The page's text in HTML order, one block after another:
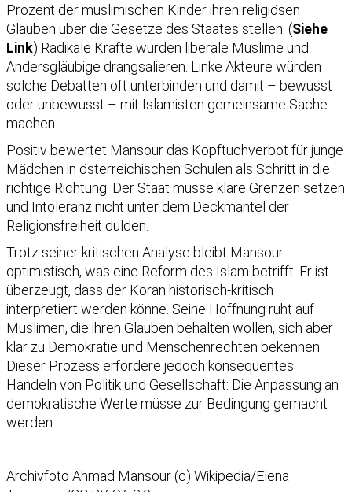
Prozent der muslimischen Kinder ihren religiösen
Glauben über die Gesetze des Staates stellen. (Siehe
Link) Radikale Kräfte würden liberale Muslime und
Andersgläubige drangsalieren. Linke Akteure würden
solche Debatten oft unterbinden und damit – bewusst
oder unbewusst – mit Islamisten gemeinsame Sache
machen.
Positiv bewertet Mansour das Kopftuchverbot für junge
Mädchen in österreichischen Schulen als Schritt in die
richtige Richtung. Der Staat müsse klare Grenzen setzen
und Intoleranz nicht unter dem Deckmantel der
Religionsfreiheit dulden.
Trotz seiner kritischen Analyse bleibt Mansour
optimistisch, was eine Reform des Islam betrifft. Er ist
überzeugt, dass der Koran historisch-kritisch
interpretiert werden könne. Seine Hoffnung ruht auf
Muslimen, die ihren Glauben behalten wollen, sich aber
klar zu Demokratie und Menschenrechten bekennen.
Dieser Prozess erfordere jedoch konsequentes
Handeln von Politik und Gesellschaft: Die Anpassung an
demokratische Werte müsse zur Bedingung gemacht
werden.
Archivfoto Ahmad Mansour (c) Wikipedia/Elena